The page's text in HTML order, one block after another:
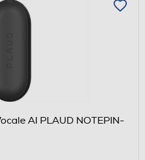
AI PLAUD NOTEPIN-